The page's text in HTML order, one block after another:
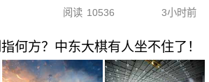
阅读 10536 3小时前
何方？中东大棋有人坐不住了！